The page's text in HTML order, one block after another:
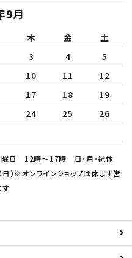
9月
木 金
土
3 4
5
10 11
12
17 18
19
24 25
26
曜日 12時～17時 日・月・祝休
）※オンラインショップは休まず営
す